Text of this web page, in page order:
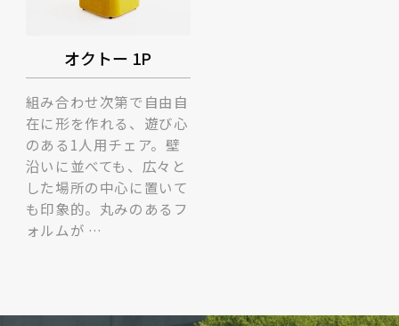
オクトー 1P
組み合わせ次第で自由自
在に形を作れる、遊び心
のある1人用チェア。壁
沿いに並べても、広々と
した場所の中心に置いて
も印象的。丸みのあるフ
ォルムが …